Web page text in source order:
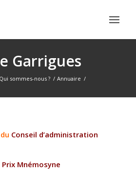
Garrigues
Qui sommes-nous ? / Annuaire /
Conseil d’administration
Mnémosyne